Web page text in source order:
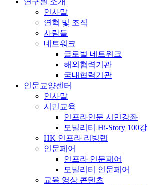
연구원 소개
인사말
연혁 및 조직
사람들
네트워크
글로벌 네트워크
해외협력기관
국내협력기관
인문교양센터
인사말
시민교육
인프라인문 시민강좌
모빌리티 Hi-Story 100강
HK 인프라 리빙랩
인문페어
인프라 인문페어
모빌리티 인문페어
교육 영상 콘텐츠